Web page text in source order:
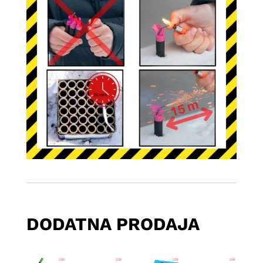
DODATNA PRODAJA